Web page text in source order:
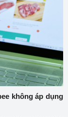
không áp dụng